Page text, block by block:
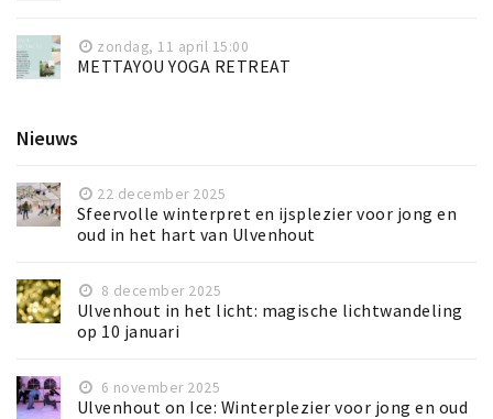
zondag, 11 april 15:00
METTAYOU YOGA RETREAT
Nieuws
22 december 2025
Sfeervolle winterpret en ijsplezier voor jong en
oud in het hart van Ulvenhout
8 december 2025
Ulvenhout in het licht: magische lichtwandeling
op 10 januari
6 november 2025
Ulvenhout on Ice: Winterplezier voor jong en oud